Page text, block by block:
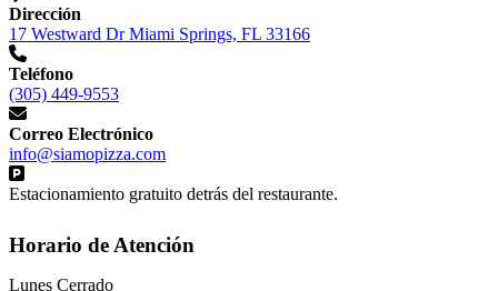
Dirección
17 Westward Dr Miami Springs, FL 33166
Teléfono
(305) 449-9553
Correo Electrónico
info@siamopizza.com
Estacionamiento gratuito detrás del restaurante.
Horario de Atención
Lunes Cerrado